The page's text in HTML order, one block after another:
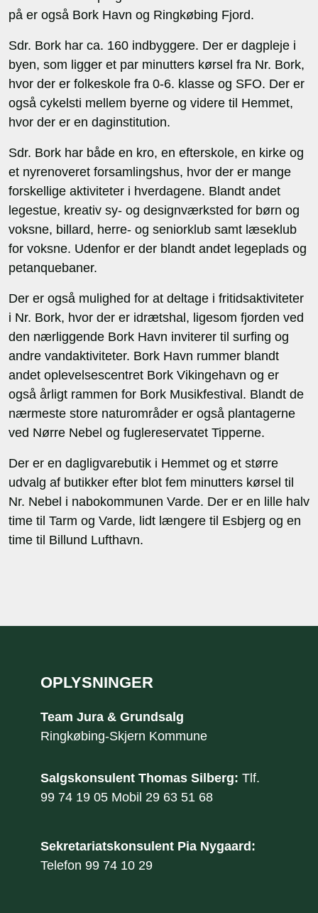
på er også Bork Havn og Ringkøbing Fjord.
Sdr. Bork har ca. 160 indbyggere. Der er dagpleje i
byen, som ligger et par minutters kørsel fra Nr. Bork,
hvor der er folkeskole fra 0-6. klasse og SFO. Der er
også cykelsti mellem byerne og videre til Hemmet,
hvor der er en daginstitution.
Sdr. Bork har både en kro, en efterskole, en kirke og
et nyrenoveret forsamlingshus, hvor der er mange
forskellige aktiviteter i hverdagene. Blandt andet
legestue, kreativ sy- og designværksted for børn og
voksne, billard, herre- og seniorklub samt læseklub
for voksne. Udenfor er der blandt andet legeplads og
petanquebaner.
Der er også mulighed for at deltage i fritidsaktiviteter
i Nr. Bork, hvor der er idrætshal, ligesom fjorden ved
den nærliggende Bork Havn inviterer til surfing og
andre vandaktiviteter. Bork Havn rummer blandt
andet oplevelsescentret Bork Vikingehavn og er
også årligt rammen for Bork Musikfestival. Blandt de
nærmeste store naturområder er også plantagerne
ved Nørre Nebel og fuglereservatet Tipperne.
Der er en dagligvarebutik i Hemmet og et større
udvalg af butikker efter blot fem minutters kørsel til
Nr. Nebel i nabokommunen Varde. Der er en lille halv
time til Tarm og Varde, lidt længere til Esbjerg og en
time til Billund Lufthavn.
OPLYSNINGER
Team Jura & Grundsalg
​Ringkøbing-Skjern Kommune
Salgskonsulent Thomas Silberg: ​ Tlf.
99 74 19 05Mobil 29 63 51 68
Sekretariatskonsulent Pia Nygaard:
​Telefon 99 74 10 29